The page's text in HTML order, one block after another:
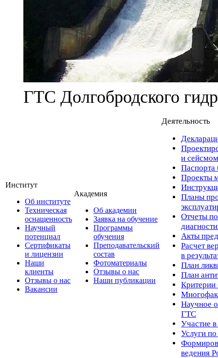
ГТС Долгобродского
Институт
Об институте
Техническая
оснащенность
Научный
потенциал
Сертификаты
и лицензии
Наши
клиенты
Отзывы о нас
Вакансии
Академия
Об академии
Заявка на обучение
Программы
обучения
Преподавательский
состав
Фотоматериалы
Отзывы о нас
Наши публикации
Деятельность
и
Паспорта
Проекты
Планы
Отчеты по
Акты
Расчет
в
План
План
Критерии
Научное
ГТС
Участие
Услуги
ведения